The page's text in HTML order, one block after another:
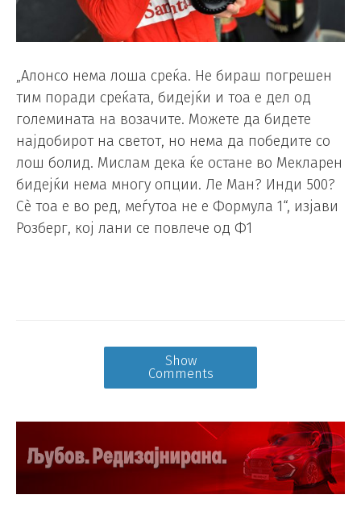
„Алонсо нема лоша среќа. Не бираш погрешен
тим поради среќата, бидејќи и тоа е дел од
големината на возачите. Можете да бидете
најдобирот на светот, но нема да победите со
лош болид. Мислам дека ќе остане во Мекларен
бидејќи нема многу опции. Ле Ман? Инди 500?
Сè тоа е во ред, меѓутоа не е Формула 1“, изјави
Розберг, кој лани се повлече од Ф1
Show
Comments